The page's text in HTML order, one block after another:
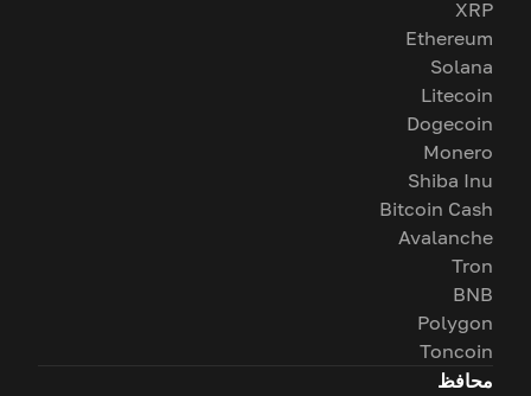
XRP
Ethereum
Solana
Litecoin
Dogecoin
Monero
Shiba Inu
Bitcoin Cash
Avalanche
Tron
BNB
Polygon
Toncoin
محافظ